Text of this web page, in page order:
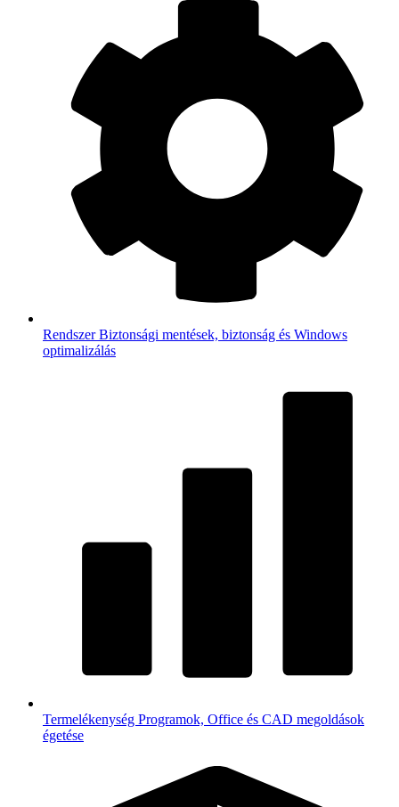
RendszerBiztonsági mentések, biztonság és Windows
optimalizálás
Termelékenység Programok, Office és CAD megoldások
égetése